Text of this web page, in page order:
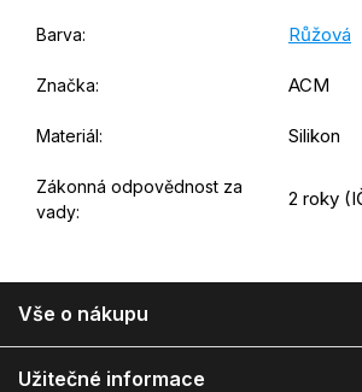
Barva: Růžová
Značka: ACM
Materiál: Silikon
Zákonná odpovědnost za
vady:
2 roky
p
Vše o nákupu
Užitečné informace